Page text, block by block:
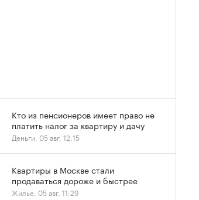
Кто из пенсионеров имеет право не
платить налог за квартиру и дачу
Деньги, 05 авг, 12:15
Квартиры в Москве стали
продаваться дороже и быстрее
Жилье, 05 авг, 11:29